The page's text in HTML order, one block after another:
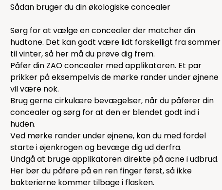
Sådan bruger du din økologiske concealer
Sørg for at vælge en concealer der matcher din
hudtone. Det kan godt være lidt forskelligt fra sommer
til vinter, så her må du prøve dig frem.
Påfør din ZAO concealer med applikatoren. Et par
prikker på eksempelvis de mørke rander under øjnene
vil være nok.
Brug gerne cirkulære bevægelser, når du påfører din
concealer og sørg for at den er blendet godt ind i
huden.
Ved mørke rander under øjnene, kan du med fordel
starte i øjenkrogen og bevæge dig ud derfra.
Undgå at bruge applikatoren direkte på acne i udbrud.
Her bør du påføre på en ren finger først, så ikke
bakterierne kommer tilbage i flasken.